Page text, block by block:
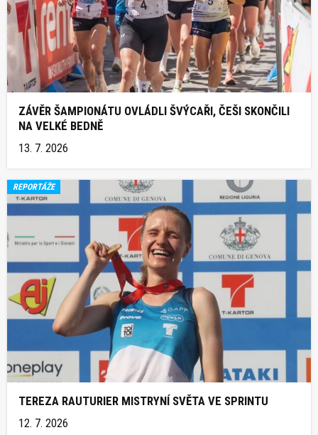
ZÁVĚR ŠAMPIONÁTU OVLÁDLI ŠVÝCAŘI, ČEŠI SKONČILI
NA VELKÉ BEDNĚ
13. 7. 2026
REPORTÁŽE
TEREZA RAUTURIER MISTRYNÍ SVĚTA VE SPRINTU
12. 7. 2026